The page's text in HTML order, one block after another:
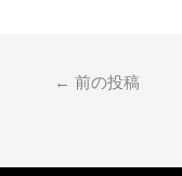
ゲ
← 前の投稿